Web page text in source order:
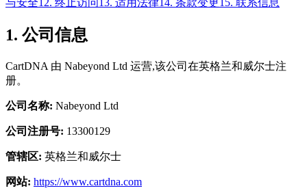
与安全12. 终止访问13. 适用法律14. 条款变更15. 联系信息
1. 公司信息
CartDNA 由 Nabeyond Ltd 运营,该公司在英格兰和威尔士注
册。
公司名称: Nabeyond Ltd
公司注册号: 13300129
管辖区: 英格兰和威尔士
网站: https://www.cartdna.com